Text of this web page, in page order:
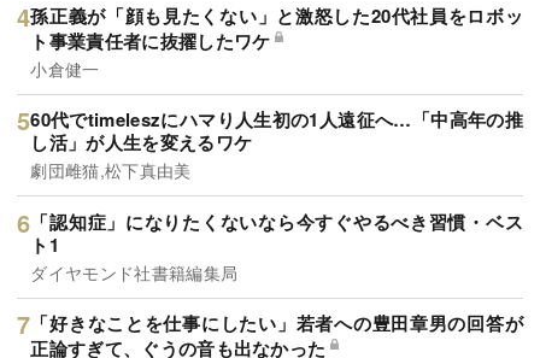
孫正義が「顔も見たくない」と激怒した20代社員をロボッ
ト事業責任者に抜擢したワケ
小倉健一
60代でtimeleszにハマり人生初の1人遠征へ…「中高年の推
し活」が人生を変えるワケ
劇団雌猫,松下真由美
「認知症」になりたくないなら今すぐやるべき習慣・ベス
ト1
ダイヤモンド社書籍編集局
「好きなことを仕事にしたい」若者への豊田章男の回答が
正論すぎて、ぐうの音も出なかった